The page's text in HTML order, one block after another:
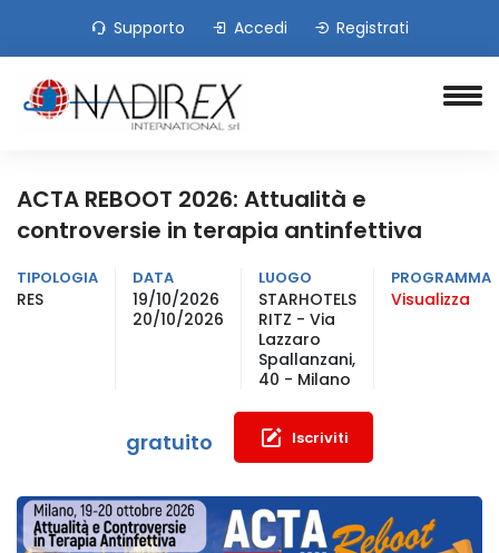
Supporto Accedi Registrati
ACTA REBOOT 2026: Attualità e
controversie in terapia antinfettiva
TIPOLOGIA
RES
DATA
19/10/2026
20/10/2026
LUOGO
STARHOTELS
RITZ - Via
Lazzaro
Spallanzani,
40 - Milano
PROGRAMMA
Visualizza
gratuito Iscriviti